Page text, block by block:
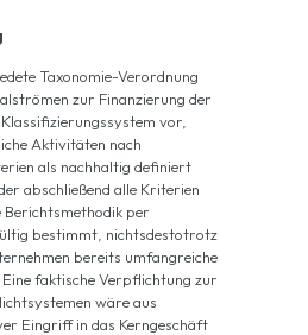
Taxonomie-Verordnung
zur Finanzierung der
vor,
Aktivitäten nach
als nachhaltig definiert
abschließend alle Kriterien
Berichtsmethodik per
bestimmt, nichtsdestotrotz
bereits umfangreiche
faktische Verpflichtung zur
wäre aus
Eingriff in das Kerngeschäft